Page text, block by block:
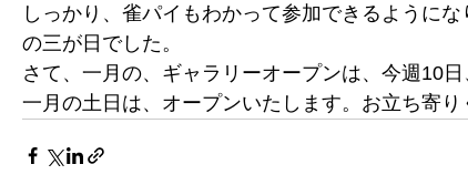
しっかり、雀パイもわかって参加できるように
の三が日でした。
さて、一月の、ギャラリーオープンは、今週10
一月の土日は、オープンいたします。お立ち寄り